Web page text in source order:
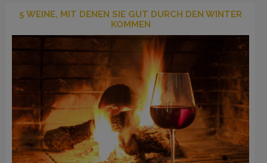
5 WEINE, MIT DENEN SIE GUT DURCH DEN WINTER
KOMMEN